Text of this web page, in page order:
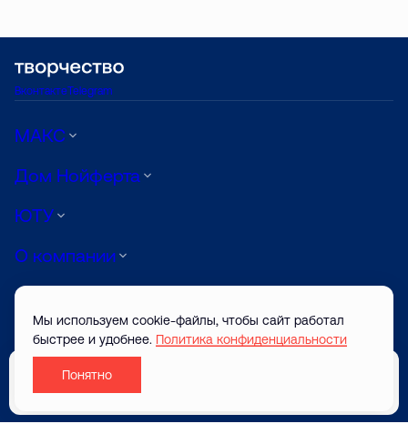
ВконтактеTelegram
МАКС
Дом Нойферта
ЮТУ
О компании
Луиджи
АРТ
© ТВОРЧЕСТВО САЙТ ЗАСТРОЙЩИКА 2026
Разработано
Мы используем cookie-файлы, чтобы сайт работал
быстрее и удобнее. Политика конфиденциальности
Понятно